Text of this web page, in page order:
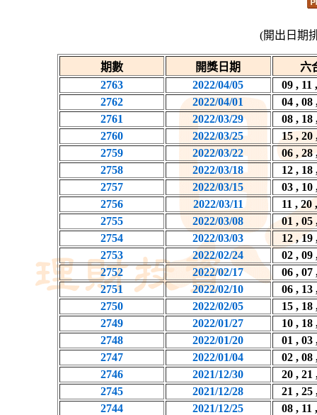
(開出日期
期數 開獎日期
六
2763
2022/04/05
09 , 11
2762
2022/04/01
04 , 08
2761
2022/03/29
08 , 18
2760
2022/03/25
15 ,
2759
2022/03/22
06 , 28
2758
2022/03/18
12 ,
2757
2022/03/15
03 , 10
2756
2022/03/11
11 ,
2755
2022/03/08
01 , 05
2754
2022/03/03
12 ,
2753
2022/02/24
02 , 09
2752
2022/02/17
06 , 07
2751
2022/02/10
06 , 13
2750
2022/02/05
15 ,
2749
2022/01/27
10 ,
2748
2022/01/20
01 , 03
2747
2022/01/04
02 , 08
2746
2021/12/30
20 , 21
2745
2021/12/28
21 , 25
2744
2021/12/25
08 , 11